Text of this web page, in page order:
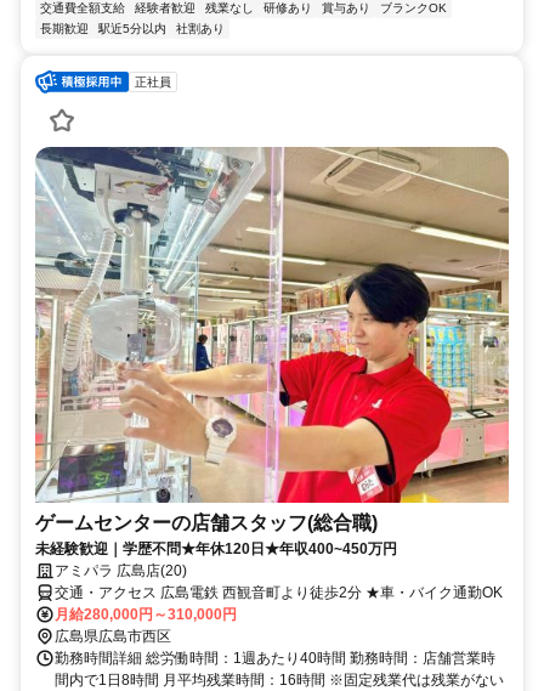
交通費全額支給
経験者歓迎 残業なし 研修あり 賞与あり
ブランクOK
長期歓迎
駅近5分以内 社割あり
正社員
ゲームセンターの店舗スタッフ(総合職)
未経験歓迎｜学歴不問★年休120日★年収400~450万円
アミパラ 広島店(20)
交通・アクセス 広島電鉄 西観音町より徒歩2分 ★車・バイク通勤OK
月給280,000円～310,000円
広島県広島市西区
勤務時間詳細 総労働時間：1週あたり40時間 勤務時間：店舗営業時
間内で1日8時間 月平均残業時間：16時間 ※固定残業代は残業がない